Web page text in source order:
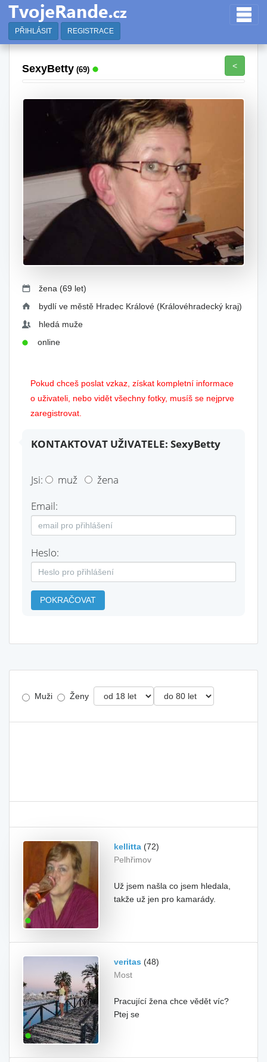
PŘIHLÁSIT REGISTRACE
SexyBetty (69) <
žena (69 let)
bydlí ve městě Hradec Králové (Královéhradecký kraj)
hledá muže
online
Pokud chceš poslat vzkaz, získat kompletní informace
o uživateli, nebo vidět všechny fotky, musíš se nejprve
zaregistrovat.
KONTAKTOVAT UŽIVATELE: SexyBetty
Jsi: muž
žena
Email:
Heslo:
POKRAČOVAT
Muži Ženy
kellitta (72)
Pelhřimov
Už jsem našla co jsem hledala,
takže už jen pro kamarády.
veritas (48)
Most
Pracující žena chce vědět víc?
Ptej se